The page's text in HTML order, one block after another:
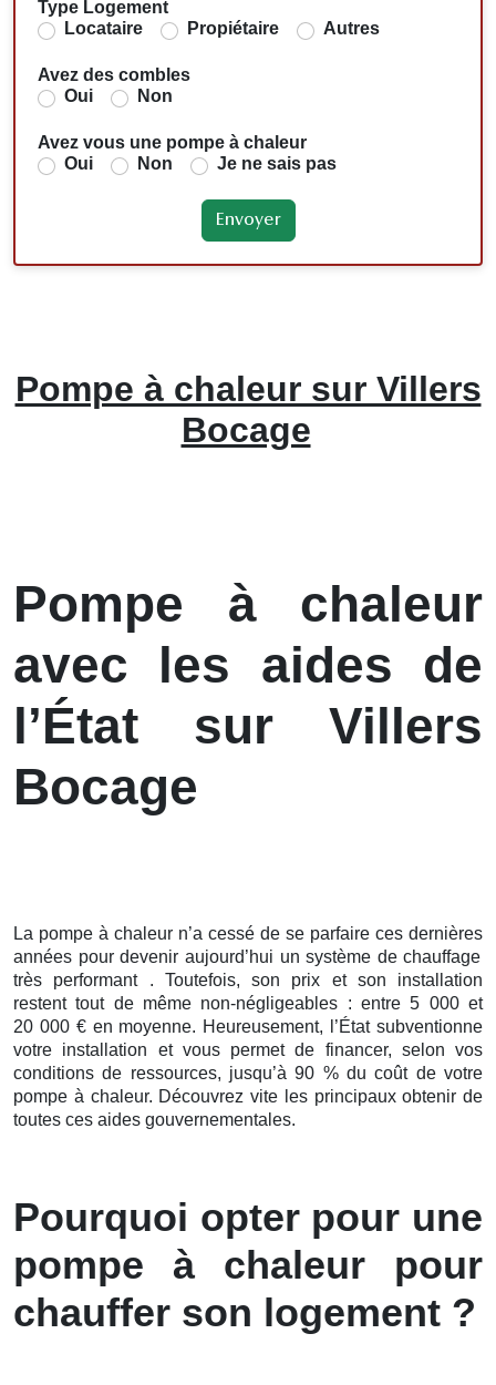
Type Logement
Locataire
Propiétaire Autres
Avez des combles
Oui
Non
Avez vous une pompe à chaleur
Oui
Non Je ne sais pas
Pompe à chaleur sur Villers
Bocage
Pompe à chaleur
avec les aides de
l’État sur Villers
Bocage
La pompe à chaleur n’a cessé de se parfaire ces dernières
années pour devenir aujourd’hui un système de chauffage
très performant . Toutefois, son prix et son installation
restent tout de même non-négligeables : entre 5 000 et
20 000 € en moyenne. Heureusement, l’État subventionne
votre installation et vous permet de financer, selon vos
conditions de ressources, jusqu’à 90 % du coût de votre
pompe à chaleur. Découvrez vite les principaux obtenir de
toutes ces aides gouvernementales.
Pourquoi opter pour une
pompe à chaleur pour
chauffer son logement ?